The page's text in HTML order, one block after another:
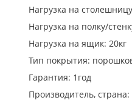
Нагрузка на
Нагрузка на полку/
Нагрузка на ящик: 20кг
Тип покрытия:
Гарантия: 1год
Производитель,